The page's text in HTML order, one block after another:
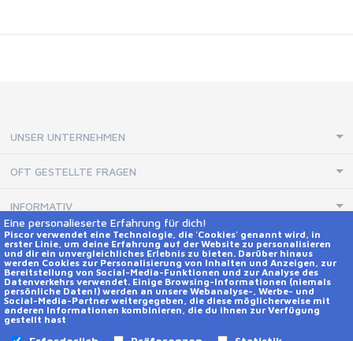
UNSER UNTERNEHMEN
OFT GESTELLTE FRAGEN
INFORMATIV
KONTAKTE UND SOCIAL NETWORKS
Hilfe
Kontakte
Eine personalieserte Erfahrung für dich!
Piscor verwendet eine Technologie, die 'Cookies' genannt wird, in
erster Linie, um deine Erfahrung auf der Website zu personalisieren
und dir ein unvergleichliches Erlebnis zu bieten. Darüber hinaus
werden Cookies zur Personalisierung von Inhalten und Anzeigen, zur
Bereitstellung von Social-Media-Funktionen und zur Analyse des
Datenverkehrs verwendet. Einige Browsing-Informationen (niemals
persönliche Daten!) werden an unsere Webanalyse-, Werbe- und
Social-Media-Partner weitergegeben, die diese möglicherweise mit
anderen Informationen kombinieren, die du ihnen zur Verfügung
gestellt hast